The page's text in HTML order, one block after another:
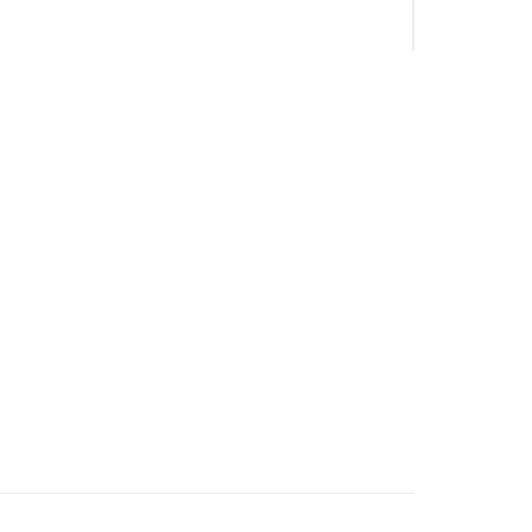
and Respect